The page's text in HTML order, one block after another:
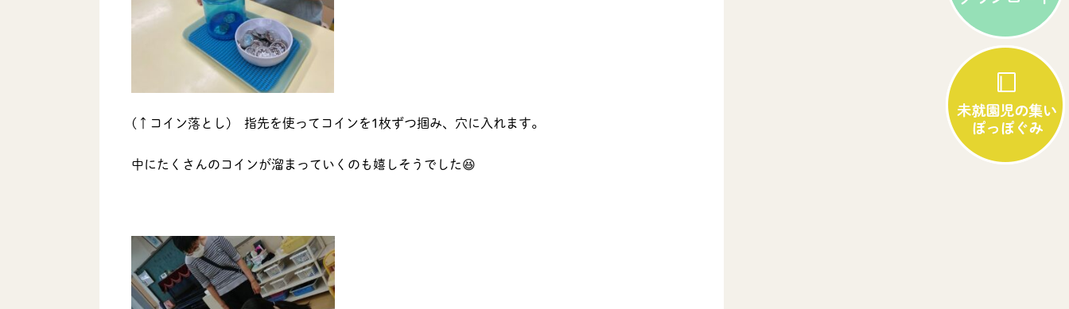
(↑コイン落とし) 指先を使ってコインを1枚ずつ掴み、穴に入れます。
中にたくさんのコインが溜まっていくのも嬉しそうでした😆